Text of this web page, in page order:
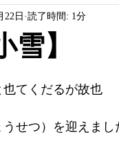
】
22日 読了時間: 1分
てくだるが故也
うせつ）を迎えまし